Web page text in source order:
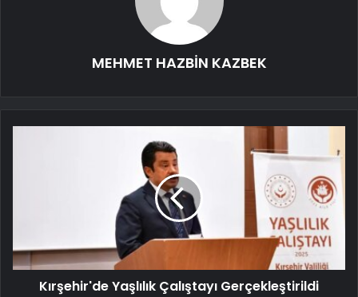
MEHMET HAZBİN KAZBEK
Kırşehir'de Yaşlılık Çalıştayı Gerçekleştirildi